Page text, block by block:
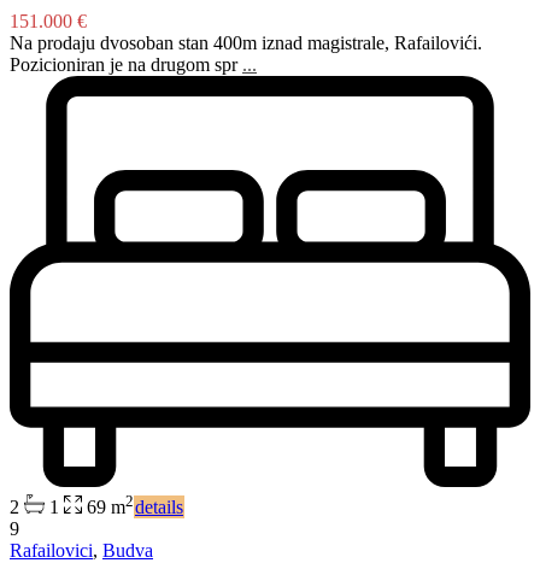
151.000 €
Na prodaju dvosoban stan 400m iznad magistrale, Rafailovići.
Pozicioniran je na drugom spr ...
2 1 69 m2details
9
Rafailovici, Budva